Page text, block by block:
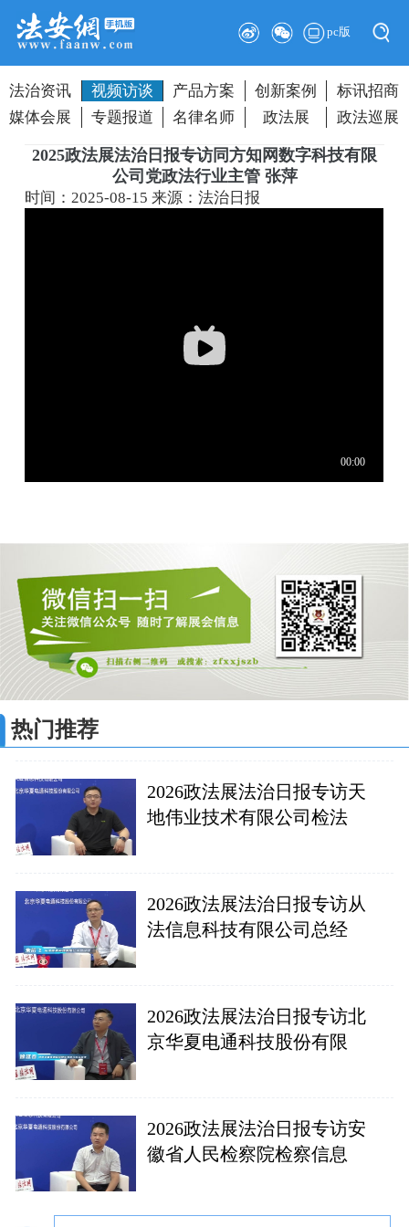
pc版
法治资讯 视频访谈 产品方案 创新案例
标讯招商
媒体会展
专题报道 名律名师 政法展 政法巡展
2025政法展法治日报专访同方知网数字科技有限
公司党政法行业主管 张萍
时间：2025-08-15来源：法治日报
热门推荐
2026政法展法治日报专访天
地伟业技术有限公司检法
2026政法展法治日报专访从
法信息科技有限公司总经
2026政法展法治日报专访北
京华夏电通科技股份有限
2026政法展法治日报专访安
徽省人民检察院检察信息